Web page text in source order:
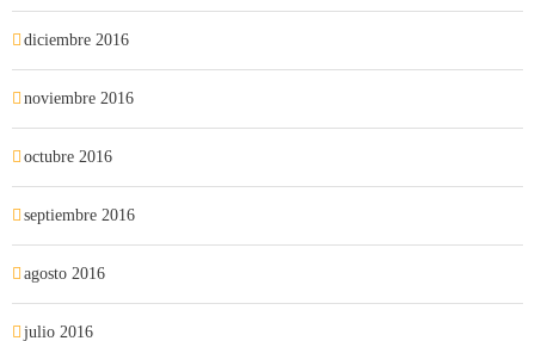
diciembre 2016
noviembre 2016
octubre 2016
septiembre 2016
agosto 2016
julio 2016